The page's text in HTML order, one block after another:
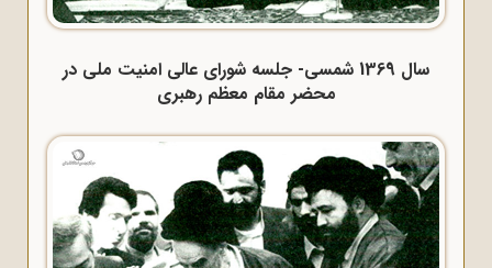
سال 1369 شمسی- جلسه شورای عالی امنیت ملی در
محضر مقام معظم رهبری